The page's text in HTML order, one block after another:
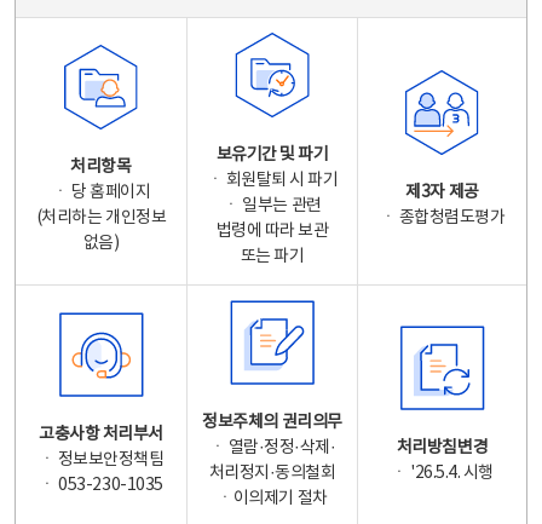
처리항목
ㆍ 당 홈페이지
(처리하는 개인정보
없음)
보유기간 및 파기
ㆍ 회원탈퇴 시 파기
ㆍ 일부는 관련
법령에 따라 보관
또는 파기
제3자 제공
ㆍ 종합청렴도평가
고충사항 처리부서
ㆍ 정보보안정책팀
ㆍ 053-230-1035
정보주체의 권리의무
ㆍ 열람·정정·삭제·
처리정지·동의철회
ㆍ이의제기 절차
처리방침변경
ㆍ '26.5.4. 시행